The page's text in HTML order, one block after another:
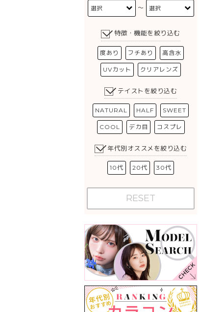
〜
特徴・機能を絞り込む
度あり フチあり 高含水
UVカット クリアレンズ
テイストを絞り込む
NATURAL HALF SWEET
COOL デカ目 コスプレ
年代別オススメを絞り込む
10代 20代 30代
RESET